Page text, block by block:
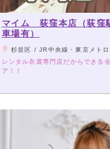
マイム 荻窪本店（荻窪
車場有）
杉並区 / JR中央線・東京メトロ
レンタル衣裳専門店だからできる
ア！！